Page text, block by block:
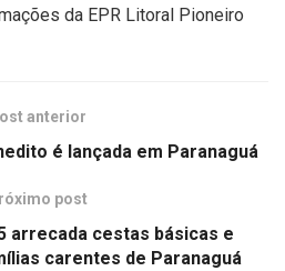
da EPR Litoral Pioneiro
anterior
é lançada em Paranaguá
post
arrecada cestas básicas e
carentes de Paranaguá